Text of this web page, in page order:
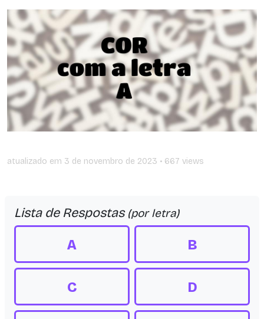
atualizado em 3 de novembro de 2023 • 667 views
Lista de Respostas (por letra)
A B
C D